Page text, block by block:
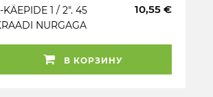
KÄEPIDE 1 / 2". 45
NURGAGA
10,55 €
В КОРЗИНУ